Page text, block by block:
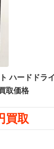
ハードドラ
取価格
買取